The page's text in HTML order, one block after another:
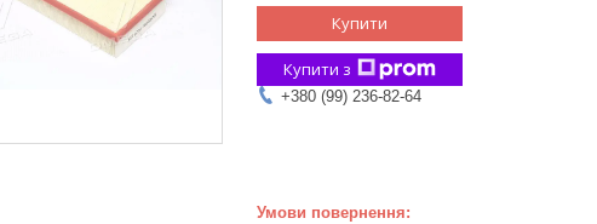
Купити
Купити з
+380 (99) 236-82-64